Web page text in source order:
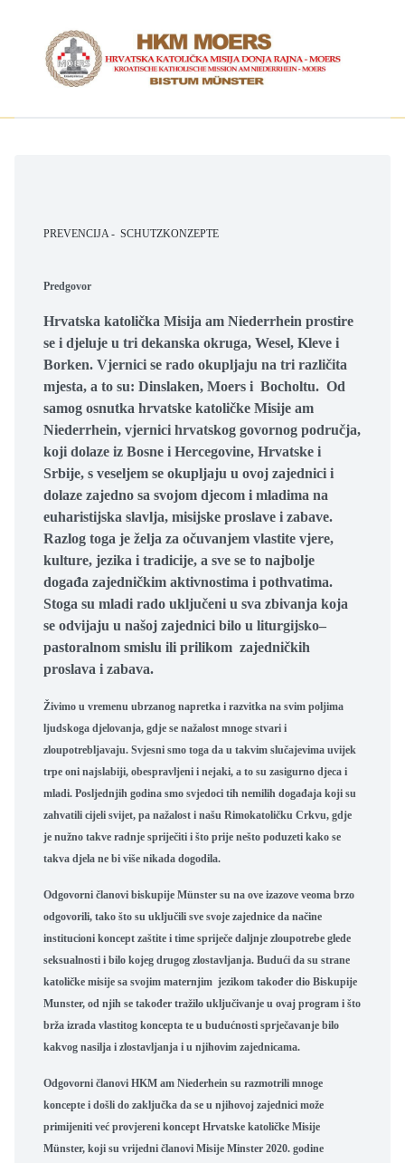
PREVENCIJA - SCHUTZKONZEPTE
Predgovor
Hrvatska katolička Misija am Niederrhein prostire
se i djeluje u tri dekanska okruga, Wesel, Kleve i
Borken. Vjernici se rado okupljaju na tri različita
mjesta, a to su: Dinslaken, Moers i Bocholtu. Od
samog osnutka hrvatske katoličke Misije am
Niederrhein, vjernici hrvatskog govornog područja,
koji dolaze iz Bosne i Hercegovine, Hrvatske i
Srbije, s veseljem se okupljaju u ovoj zajednici i
dolaze zajedno sa svojom djecom i mladima na
euharistijska slavlja, misijske proslave i zabave.
Razlog toga je želja za očuvanjem vlastite vjere,
kulture, jezika i tradicije, a sve se to najbolje
događa zajedničkim aktivnostima i pothvatima.
Stoga su mladi rado uključeni u sva zbivanja koja
se odvijaju u našoj zajednici bilo u liturgijsko–
pastoralnom smislu ili prilikom zajedničkih
proslava i zabava.
Živimo u vremenu ubrzanog napretka i razvitka na svim poljima
ljudskoga djelovanja, gdje se nažalost mnoge stvari i
zloupotrebljavaju. Svjesni smo toga da u takvim slučajevima uvijek
trpe oni najslabiji, obespravljeni i nejaki, a to su zasigurno djeca i
mladi. Posljednjih godina smo svjedoci tih nemilih događaja koji su
zahvatili cijeli svijet, pa nažalost i našu Rimokatoličku Crkvu, gdje
je nužno takve radnje spriječiti i što prije nešto poduzeti kako se
takva djela ne bi više nikada dogodila.
Odgovorni članovi biskupije Münster su na ove izazove veoma brzo
odgovorili, tako što su uključili sve svoje zajednice da načine
institucioni koncept zaštite i time spriječe daljnje zloupotrebe glede
seksualnosti i bilo kojeg drugog zlostavljanja. Budući da su strane
katoličke misije sa svojim maternjim jezikom također dio Biskupije
Munster, od njih se također tražilo uključivanje u ovaj program i što
brža izrada vlastitog koncepta te u budućnosti sprječavanje bilo
kakvog nasilja i zlostavljanja i u njihovim zajednicama.
Odgovorni članovi HKM am Niederhein su razmotrili mnoge
koncepte i došli do zaključka da se u njihovoj zajednici može
primijeniti već provjereni koncept Hrvatske katoličke Misije
Münster, koji su vrijedni članovi Misije Minster 2020. godine